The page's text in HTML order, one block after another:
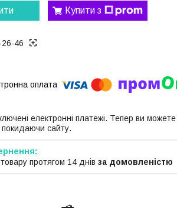
Купити з
46
електронні платежі. Тепер ви
сайту.
протягом 14 днів за домовленістю